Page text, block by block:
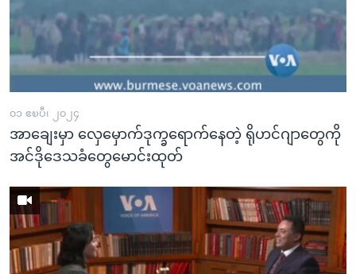
၀၁ ဧၿပီ၊ ၂၀၂၄
အာချေးမှာ လှေမှောက်ဒုက္ခရောက်နေတဲ့ ရိုဟင်ဂျာတွေကို
အင်ဒိုဒေသခံတွေမောင်းထုတ်